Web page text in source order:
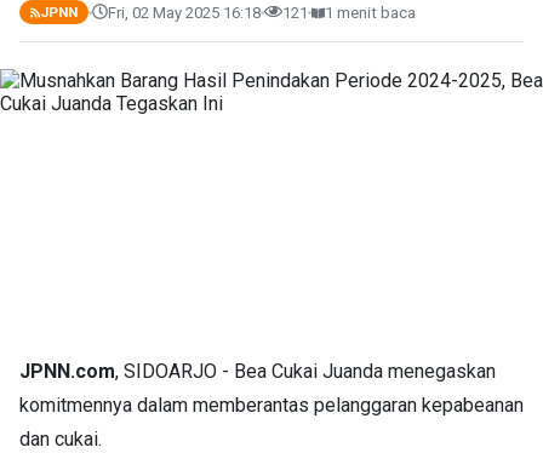
JPNN Fri, 02 May 2025 16:18 121 1 menit baca
JPNN.com, SIDOARJO - Bea Cukai Juanda menegaskan
komitmennya dalam memberantas pelanggaran kepabeanan
dan cukai.